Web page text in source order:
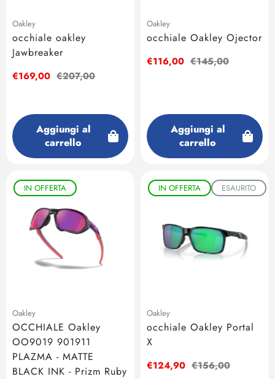
Oakley
occhiale oakley
Jawbreaker
Prezzo
€169,00 Prezzo
€207,00
Aggiungi al
carrello
Oakley
occhiale Oakley Ojector
Prezzo
€116,00 Prezzo
€145,00
Aggiungi al
carrello
IN OFFERTA
Oakley
OCCHIALE Oakley
OO9019 901911
PLAZMA - MATTE
BLACK INK - Prizm Ruby
IN OFFERTA ESAURITO
Oakley
occhiale Oakley Portal
X
Prezzo
€124,90 Prezzo
€156,00